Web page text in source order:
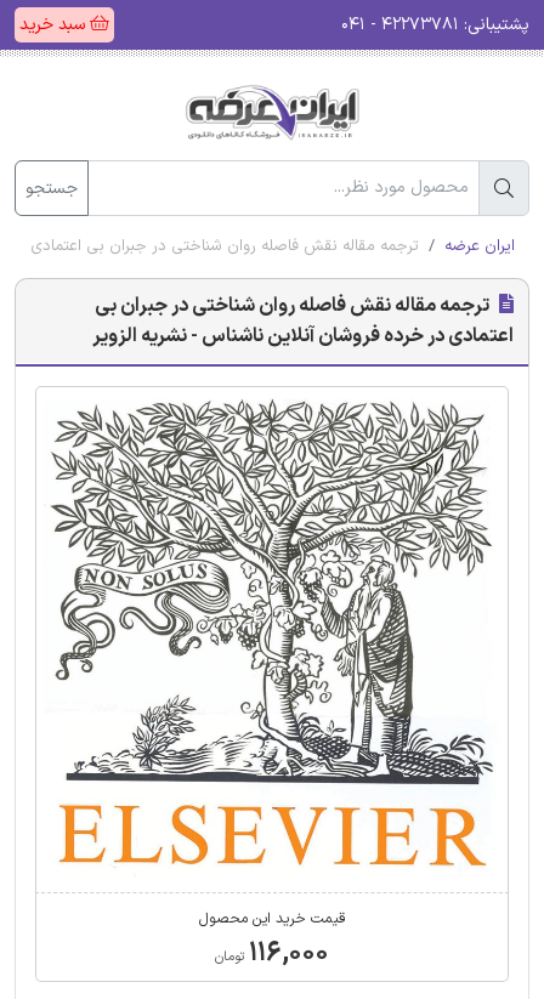
پشتیبانی: سبد خرید
جستجو
ایران عرضه ترجمه مقاله نقش فاصله روان شناختی در جبران بی اعتمادی در
ترجمه مقاله نقش فاصله روان شناختی در جبران بی
اعتمادی در خرده فروشان آنلاین ناشناس - نشریه الزویر
قیمت خرید این محصول
۱۱۶,۰۰۰ تومان